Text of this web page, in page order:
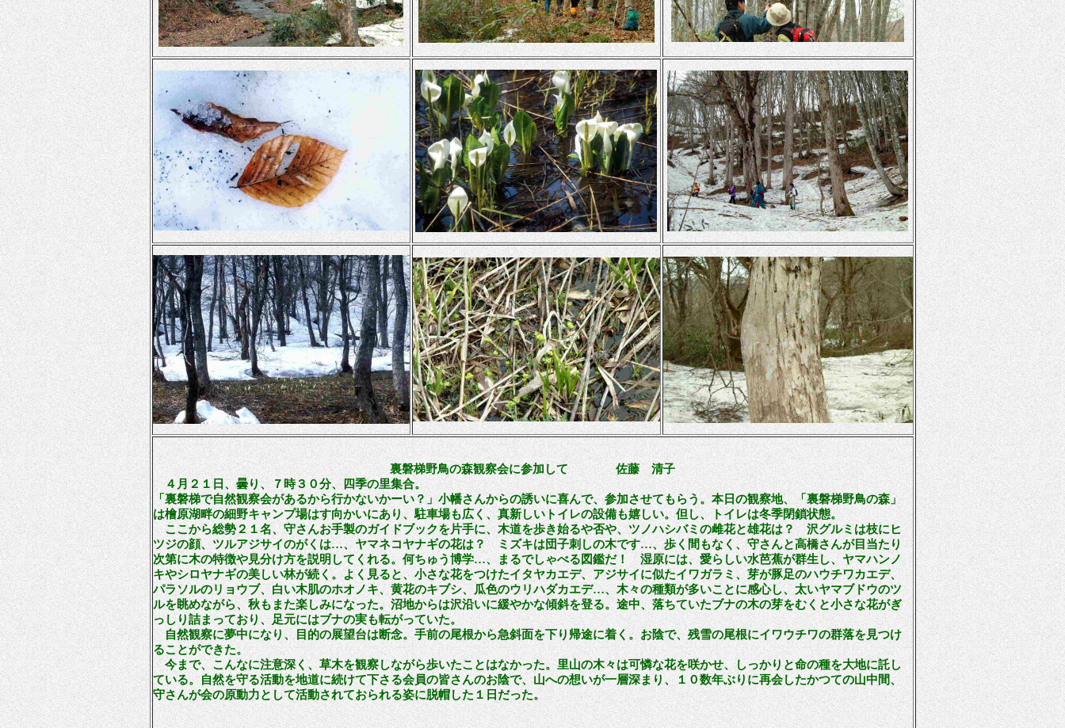
裏磐梯野鳥の森観察会に参加して 佐藤 清子
４月２１日、曇り、７時３０分、四季の里集合。
「裏磐梯で自然観察会があるから行かないかーい？」小幡さんからの誘いに喜んで、参加させてもらう。本日の観察地、「裏磐梯野鳥の森」
は檜原湖畔の細野キャンプ場はす向かいにあり、駐車場も広く、真新しいトイレの設備も嬉しい。但し、トイレは冬季閉鎖状態。
ここから総勢２１名、守さんお手製のガイドブックを片手に、木道を歩き始るや否や、ツノハシバミの雌花と雄花は？ 沢グルミは枝にヒ
ツジの顔、ツルアジサイのがくは…、ヤマネコヤナギの花は？ ミズキは団子刺しの木です…、歩く間もなく、守さんと高橋さんが目当たり
次第に木の特徴や見分け方を説明してくれる。何ちゅう博学…、まるでしゃべる図鑑だ！ 湿原には、愛らしい水芭蕉が群生し、ヤマハンノ
キやシロヤナギの美しい林が続く。よく見ると、小さな花をつけたイタヤカエデ、アジサイに似たイワガラミ、芽が豚足のハウチワカエデ、
パラソルのリョウブ、白い木肌のホオノキ、黄花のキブシ、瓜色のウリハダカエデ…、木々の種類が多いことに感心し、太いヤマブドウのツ
ルを眺めながら、秋もまた楽しみになった。沼地からは沢沿いに緩やかな傾斜を登る。途中、落ちていたブナの木の芽をむくと小さな花がぎ
っしり詰まっており、足元にはブナの実も転がっていた。
自然観察に夢中になり、目的の展望台は断念。手前の尾根から急斜面を下り帰途に着く。お陰で、残雪の尾根にイワウチワの群落を見つけ
ることができた。
今まで、こんなに注意深く、草木を観察しながら歩いたことはなかった。里山の木々は可憐な花を咲かせ、しっかりと命の種を大地に託し
ている。 自然を守る活動を地道に続けて下さる会員の皆さんのお陰で、山への想いが一層深まり、１０数年ぶりに再会したかつての山中間、
守さんが会の原動力として活動されておられる姿に脱帽した１日だった。